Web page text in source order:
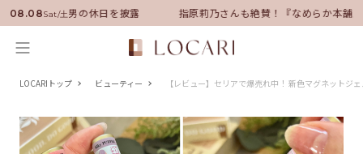
08.08Sat/土
就任！いい男の休日を披露 指原莉乃さんも絶賛！『なめらか本舗』
LOCARIトップ ビューティー 【レビュー】セリアで爆売れ中！ 新色マグネットジ